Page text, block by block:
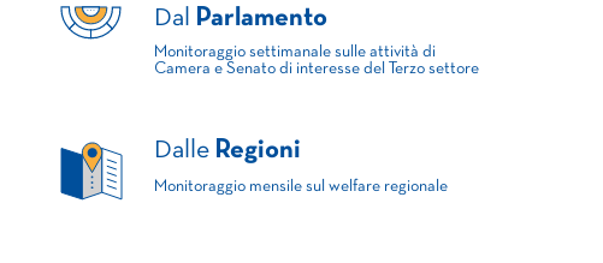
Dal Parlamento
Monitoraggio settimanale sulle attività di
Camera e Senato di interesse del Terzo settore
Dalle Regioni
Monitoraggio mensile sul welfare regionale